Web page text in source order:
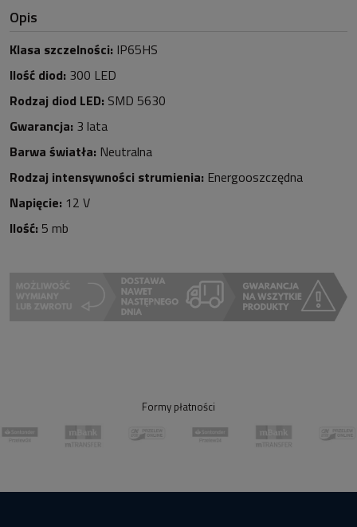
Opis
Klasa szczelności: IP65HS
Ilość diod: 300 LED
Rodzaj diod LED: SMD 5630
Gwarancja: 3 lata
Barwa światła: Neutralna
Rodzaj intensywności strumienia: Energooszczędna
Napięcie: 12 V
Ilość: 5 mb
Formy płatności